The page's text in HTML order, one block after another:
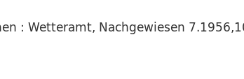
: Wetteramt, Nachgewiesen